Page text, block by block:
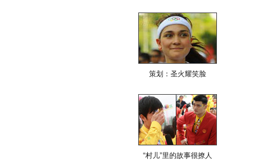
策划：圣火耀笑脸
“村儿”里的故事很撩人